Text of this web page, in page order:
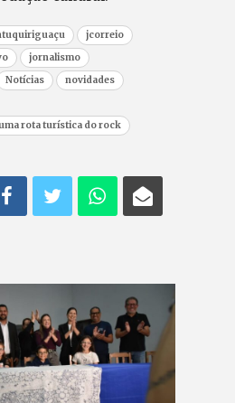
jcorreio
jornalismo
Notícias
novidades
rota turística do rock